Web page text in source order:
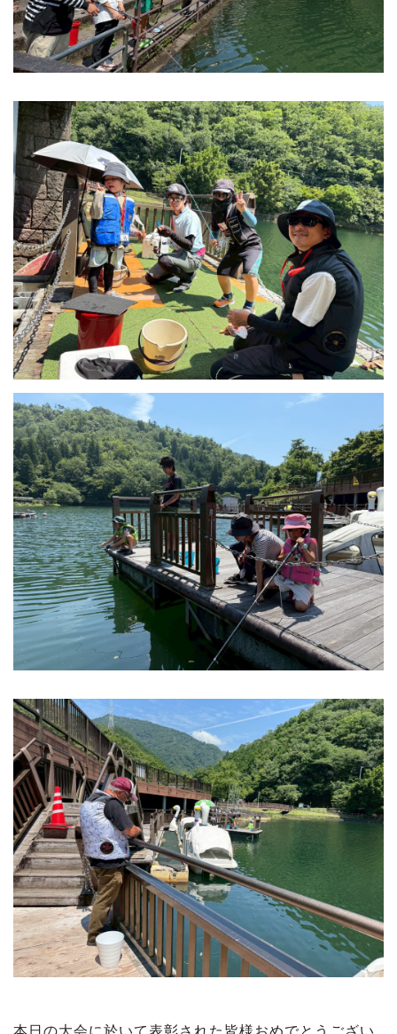
本日の大会に於いて表彰された皆様おめでとうござい